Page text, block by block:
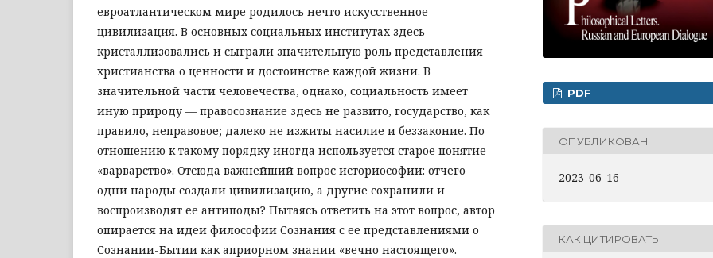
евроатлантическом мире родилось нечто искусственное —
цивилизация. В основных социальных институтах здесь
кристаллизовались и сыграли значительную роль представления
христианства о ценности и достоинстве каждой жизни. В
значительной части человечества, однако, социальность имеет
иную природу — правосознание здесь не развито, государство, как
правило, неправовое; далеко не изжиты насилие и беззаконие. По
отношению к такому порядку иногда используется старое понятие
«варварство». Отсюда важнейший вопрос историософии: отчего
одни народы создали цивилизацию, а другие сохранили и
воспроизводят ее антиподы? Пытаясь ответить на этот вопрос, автор
опирается на идеи философии Сознания с ее представлениями о
Сознании-Бытии как априорном знании «вечно настоящего».
PDF
ОПУБЛИКОВАН
2023-06-16
КАК ЦИТИРОВАТЬ